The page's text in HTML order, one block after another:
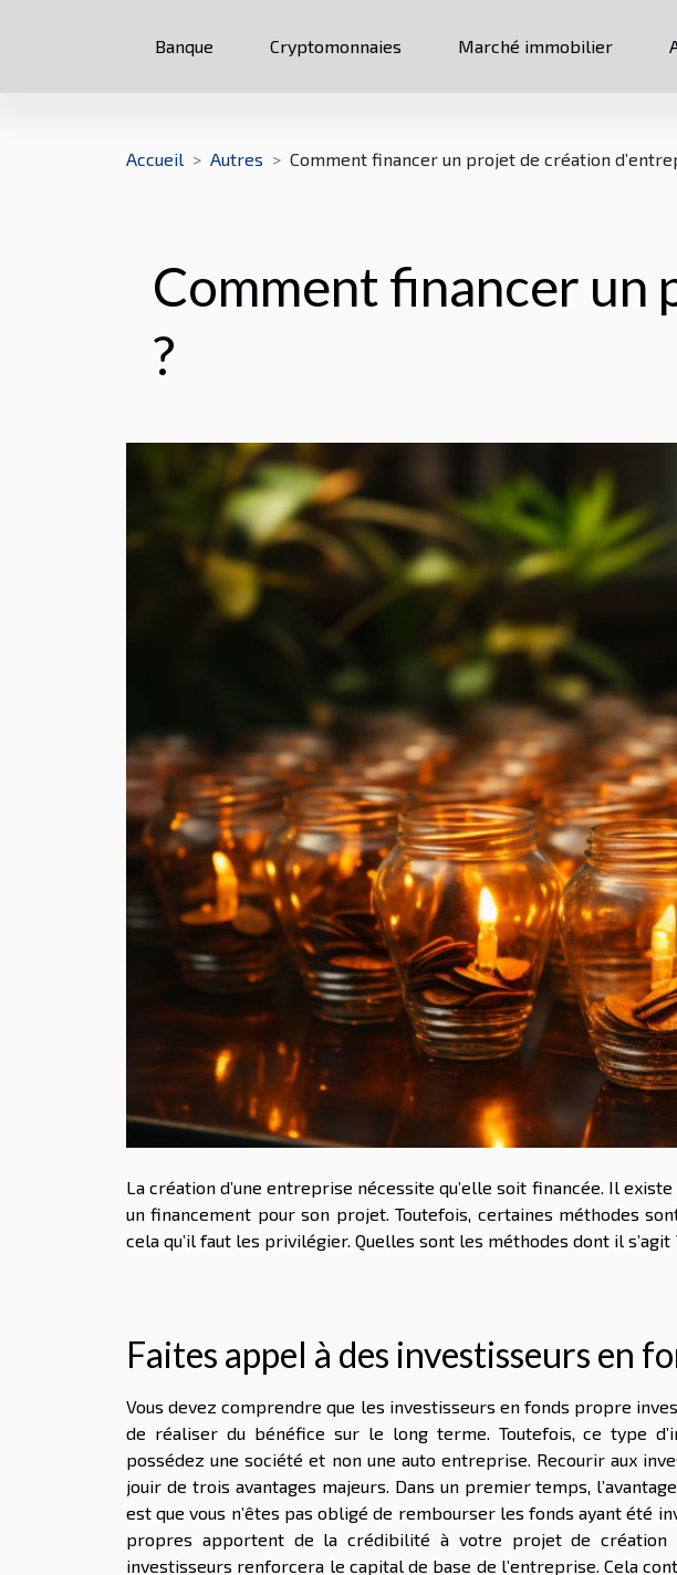
Banque Cryptomonnaies Marché immobilier
Accueil Autres Comment financer un projet de création
Comment financer un
?
La création d’une entreprise nécessite qu’elle soit financée. Il
un financement pour son projet. Toutefois, certaines méthodes
cela qu’il faut les privilégier. Quelles sont les méthodes dont il s’agit
Faites appel à des investisseurs en
Vous devez comprendre que les investisseurs en fonds propre
de réaliser du bénéfice sur le long terme. Toutefois, ce type
possédez une société et non une auto entreprise. Recourir aux
jouir de trois avantages majeurs. Dans un premier temps,
est que vous n’êtes pas obligé de rembourser les fonds ayant été
propres apportent de la crédibilité à votre projet de création
investisseurs renforcera le capital de base de l’entreprise. Cela